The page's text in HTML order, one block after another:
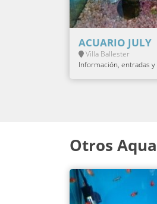
ACUARIO JULY
Villa Ballester
Información, entradas
Otros